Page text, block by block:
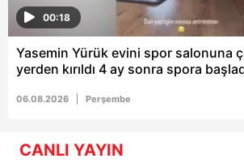
00:18
Yasemin Yürük evini spor salonuna
yerden kırıldı 4 ay sonra spora
06.08.2026 Perşembe
CANLI YAYIN